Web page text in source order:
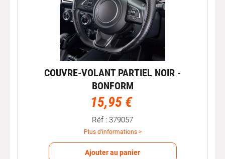
COUVRE-VOLANT PARTIEL NOIR -
BONFORM
15,95 €
Réf : 379057
Plus d'informations >
Ajouter au panier